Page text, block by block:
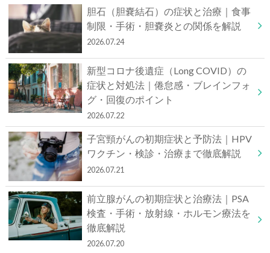
胆石（胆嚢結石）の症状と治療｜食事
制限・手術・胆嚢炎との関係を解説
2026.07.24
新型コロナ後遺症（Long COVID）の
症状と対処法｜倦怠感・ブレインフォ
グ・回復のポイント
2026.07.22
子宮頸がんの初期症状と予防法｜HPV
ワクチン・検診・治療まで徹底解説
2026.07.21
前立腺がんの初期症状と治療法｜PSA
検査・手術・放射線・ホルモン療法を
徹底解説
2026.07.20